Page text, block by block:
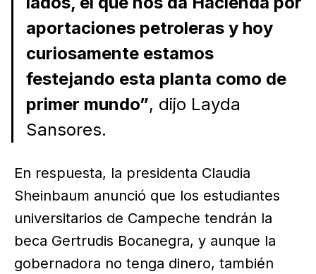
aportaciones petroleras y hoy
curiosamente estamos
festejando esta planta como de
primer mundo”, dijo Layda
Sansores.
En respuesta, la presidenta Claudia
Sheinbaum anunció que los estudiantes
universitarios de Campeche tendrán la
beca Gertrudis Bocanegra, y aunque la
gobernadora no tenga dinero, también